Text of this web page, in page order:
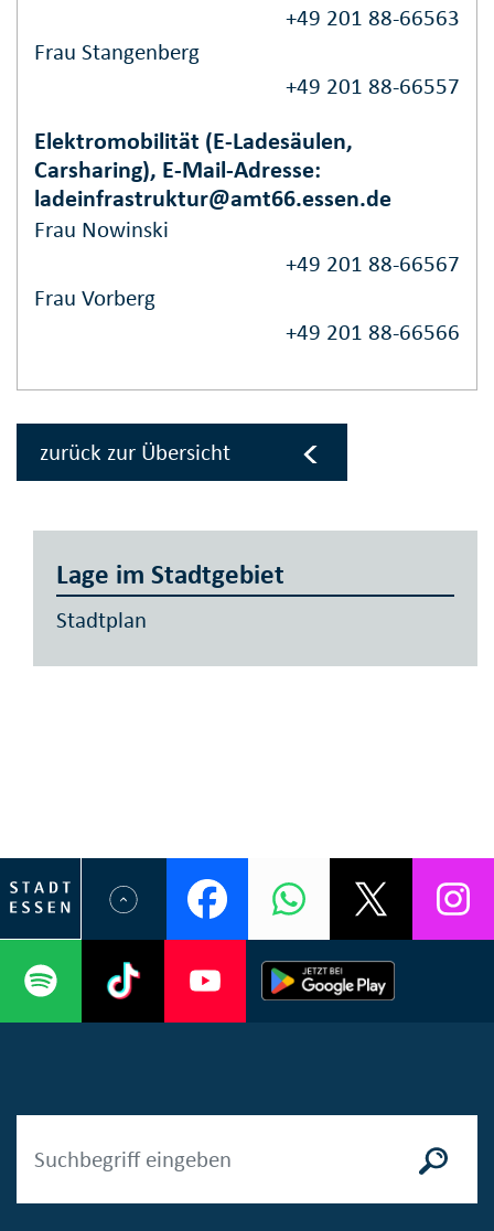
+49 201 88-66563
Frau Stangenberg
+49 201 88-66557
Elektromobilität (E-Ladesäulen,
Carsharing), E-Mail-Adresse:
ladeinfrastruktur@amt66.essen.de
Frau Nowinski
+49 201 88-66567
Frau Vorberg
+49 201 88-66566
zurück zur Übersicht
Lage im Stadtgebiet
Stadtplan